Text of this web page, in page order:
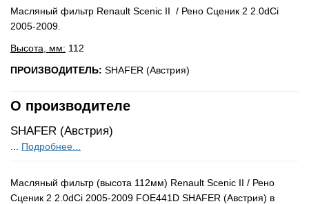
Масляный фильтр Renault Scenic II / Рено Сценик 2 2.0dCi
2005-2009.
Высота, мм: 112
ПРОИЗВОДИТЕЛЬ: SHAFER (Австрия)
О производителе
SHAFER (Австрия)
Подробнее...
Масляный фильтр (высота 112мм) Renault Scenic II / Рено
Сценик 2 2.0dCi 2005-2009 FOE441D SHAFER (Австрия) в